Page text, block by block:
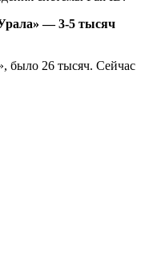
— 3-5 тысяч
было 26 тысяч. Сейчас